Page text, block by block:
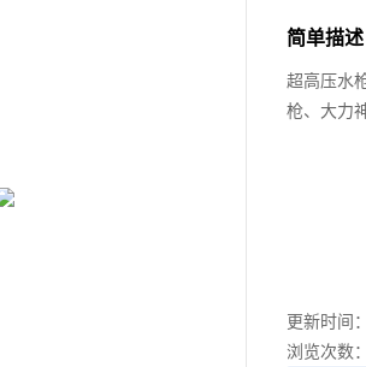
简单描述
超高压水
枪、大力
更新时间
浏览次数